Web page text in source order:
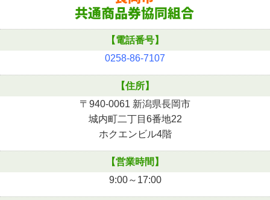
【電話番号】
0258-86-7107
【住所】
〒940-0061 新潟県長岡市
城内町二丁目6番地22
ホクエンビル4階
【営業時間】
9:00～17:00